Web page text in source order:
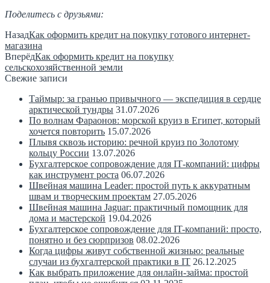
Поделитесь с друзьями:
НазадКак оформить кредит на покупку готового интернет-
магазина
ВперёдКак оформить кредит на покупку
сельскохозяйственной земли
Свежие записи
Таймыр: за гранью привычного — экспедиция в сердце
арктической тундры 31.07.2026
По волнам Фараонов: морской круиз в Египет, который
хочется повторить 15.07.2026
Плывя сквозь историю: речной круиз по Золотому
кольцу России 13.07.2026
Бухгалтерское сопровождение для IT‑компаний: цифры
как инструмент роста 06.07.2026
Швейная машина Leader: простой путь к аккуратным
швам и творческим проектам 27.05.2026
Швейная машина Jaguar: практичный помощник для
дома и мастерской 19.04.2026
Бухгалтерское сопровождение для IT-компаний: просто,
понятно и без сюрпризов 08.02.2026
Когда цифры живут собственной жизнью: реальные
случаи из бухгалтерской практики в IT 26.12.2025
Как выбрать приложение для онлайн-займа: простой